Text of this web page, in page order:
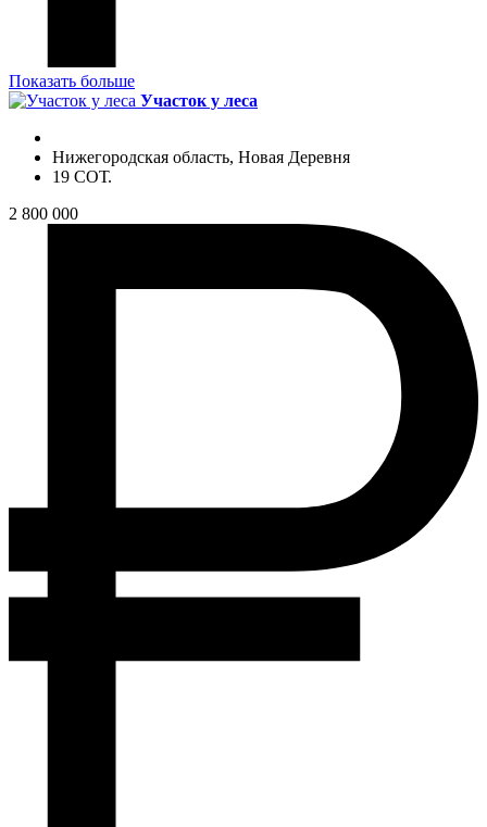
Показать больше
Участок у леса
Нижегородская область, Новая Деревня
19 СОТ.
2 800 000